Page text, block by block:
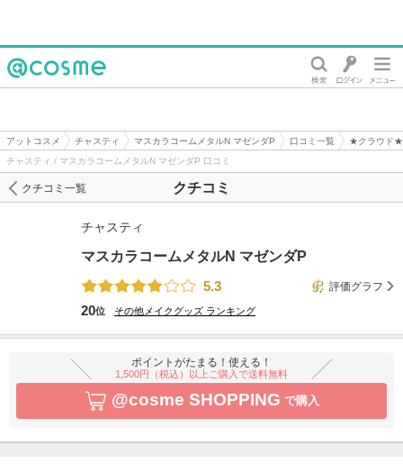
アットコスメ チャスティ マスカラコームメタルN マゼンダP 口コミ一覧
★クラウド★
チャスティ / マスカラコームメタルN マゼンダP 口コミ
クチコミ
クチコミ一覧
チャスティ
マスカラコームメタルN マゼンダP
5.3
評価グラフ
20位 その他メイクグッズ ランキング
ポイントがたまる！使える！
1,500円（税込）以上ご購入で送料無料
@cosme SHOPPING で購入